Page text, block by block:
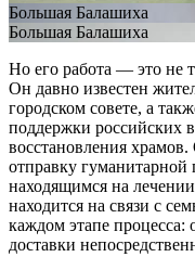
Большая Балашиха
Большая Балашиха
Но его работа — это не
Он давно известен
городском совете, а
поддержки российских
восстановления
отправку
находящимся на
находится на связи с
каждом этапе
доставки